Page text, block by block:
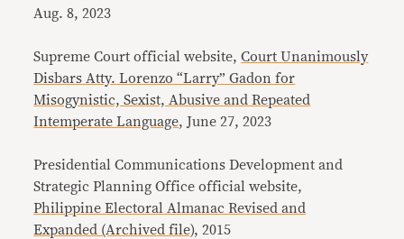
Aug. 8, 2023
Supreme Court official website,Court Unanimously
Disbars Atty. Lorenzo “Larry” Gadon for
Misogynistic, Sexist, Abusive and Repeated
Intemperate Language, June 27, 2023
Presidential Communications Development and
Strategic Planning Office official website,
Philippine Electoral Almanac Revised and
Expanded (Archived file), 2015